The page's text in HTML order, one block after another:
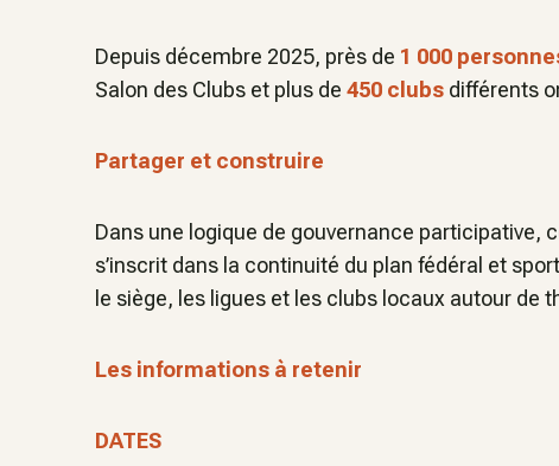
Depuis décembre 2025, près de 1 000
Salon des Clubs et plus de 450 clubs différents
Partager et construire
Dans une logique de gouvernance participative,
s’inscrit dans la continuité du plan fédéral et
le siège, les ligues et les clubs locaux autour de
Les informations à retenir
DATES